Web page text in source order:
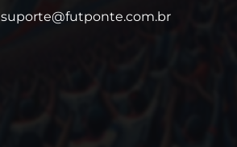
suporte@futponte.com.br